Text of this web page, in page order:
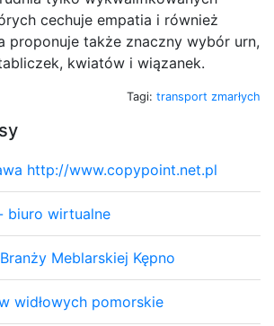
cechuje empatia i również
proponuje także znaczny wybór urn,
kwiatów i wiązanek.
Tagi: transport zmarłych
http://www.copypoint.net.pl
biuro wirtualne
Meblarskiej Kępno
widłowych pomorskie